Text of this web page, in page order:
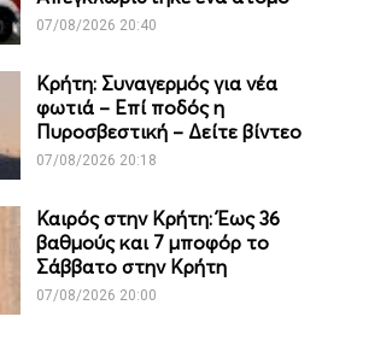
07/08/2026 20:40
Κρήτη: Συναγερμός για νέα
φωτιά – Επί ποδός η
Πυροσβεστική – Δείτε βίντεο
07/08/2026 20:18
Καιρός στην Κρήτη: Έως 36
βαθμούς και 7 μποφόρ το
Σάββατο στην Κρήτη
07/08/2026 20:00